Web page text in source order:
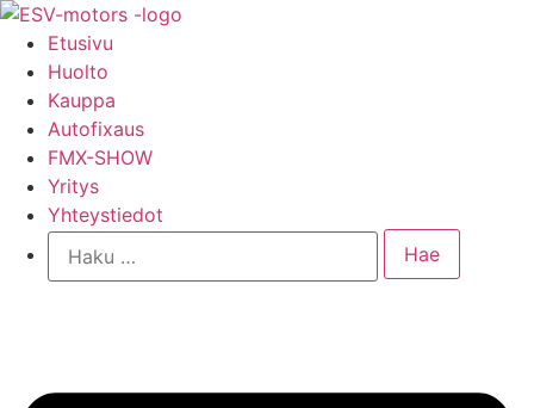
Mene
sisältöönEtusivu
Huolto
Kauppa
Autofixaus
FMX-SHOW
Yritys
Yhteystiedot